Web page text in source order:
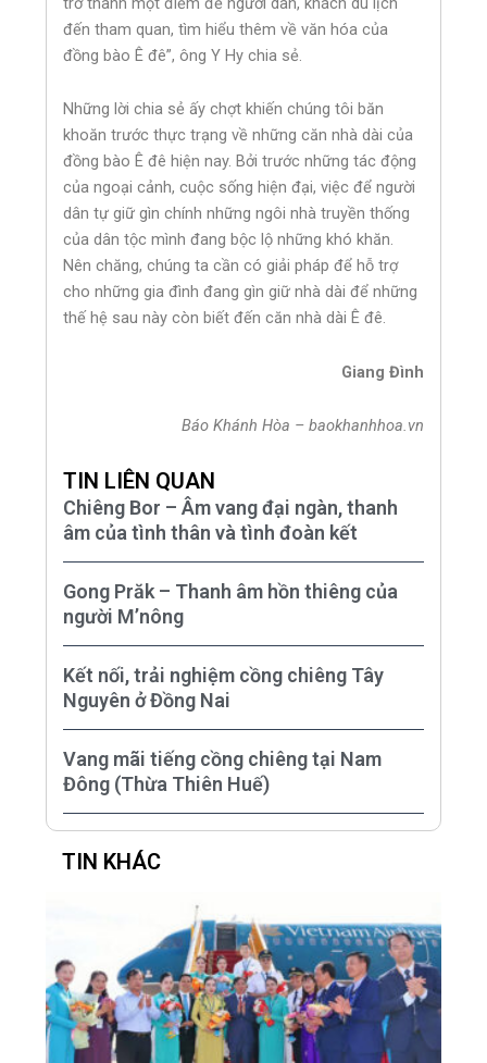
đến tham quan, tìm hiểu thêm về văn hóa của
đồng bào Ê đê”, ông Y Hy chia sẻ.
Những lời chia sẻ ấy chợt khiến chúng tôi băn
khoăn trước thực trạng về những căn nhà dài của
đồng bào Ê đê hiện nay. Bởi trước những tác động
của ngoại cảnh, cuộc sống hiện đại, việc để người
dân tự giữ gìn chính những ngôi nhà truyền thống
của dân tộc mình đang bộc lộ những khó khăn.
Nên chăng, chúng ta cần có giải pháp để hỗ trợ
cho những gia đình đang gìn giữ nhà dài để những
thế hệ sau này còn biết đến căn nhà dài Ê đê.
Giang Đình
Báo Khánh Hòa – baokhanhhoa.vn
TIN LIÊN QUAN
Chiêng Bor – Âm vang đại ngàn, thanh
âm của tình thân và tình đoàn kết
Gong Prăk – Thanh âm hồn thiêng của
người M’nông
Kết nối, trải nghiệm cồng chiêng Tây
Nguyên ở Đồng Nai
Vang mãi tiếng cồng chiêng tại Nam
Đông (Thừa Thiên Huế)
TIN KHÁC